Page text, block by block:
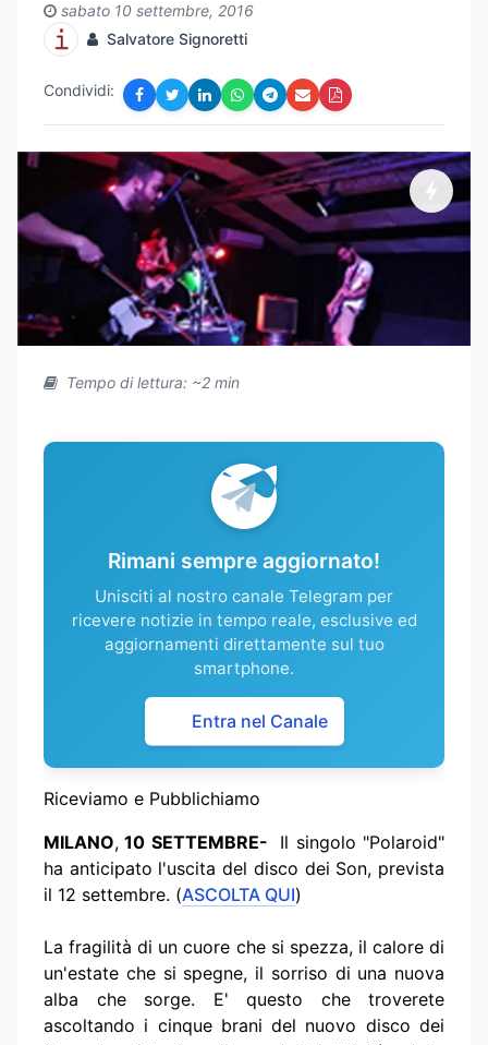
sabato 10 settembre, 2016
Salvatore Signoretti
Condividi:
Tempo di lettura: ~2 min
Rimani sempre aggiornato!
Unisciti al nostro canale Telegram per
ricevere notizie in tempo reale, esclusive ed
aggiornamenti direttamente sul tuo
smartphone.
Entra nel Canale
Riceviamo e Pubblichiamo
MILANO, 10 SETTEMBRE-
Il singolo "Polaroid"
ha anticipato l'uscita del disco dei Son, prevista
il 12 settembre. (ASCOLTA QUI)
La fragilità di un cuore che si spezza, il calore di
un'estate che si spegne, il sorriso di una nuova
alba che sorge. E' questo che troverete
ascoltando i cinque brani del nuovo disco dei